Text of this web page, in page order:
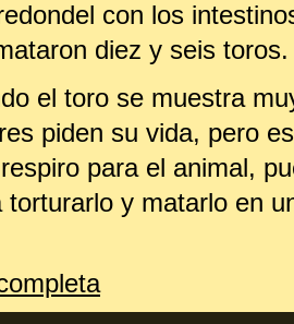
con los
diez y seis toros.
el toro se muestra
piden su vida, pero
para el animal,
torturarlo y matarlo en